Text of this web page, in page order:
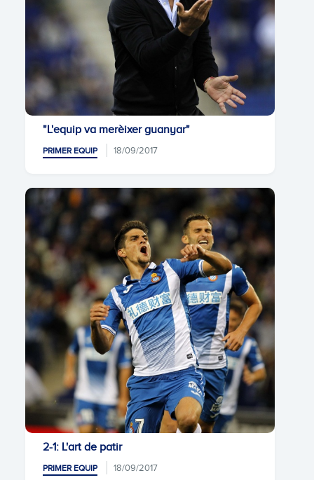
"L'equip va merèixer guanyar"
PRIMER EQUIP 18/09/2017
2-1: L'art de patir
PRIMER EQUIP 18/09/2017